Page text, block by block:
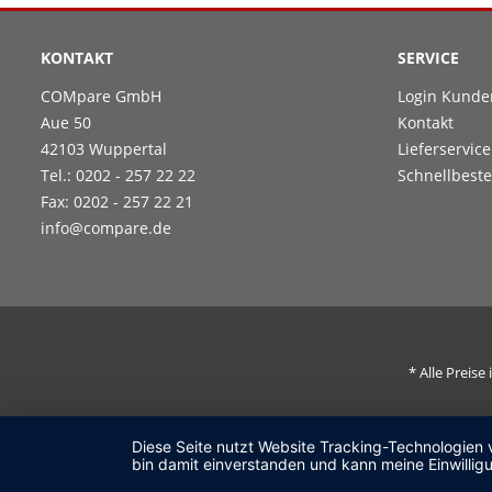
KONTAKT
COMpare GmbH
Aue 50
42103 Wuppertal
Tel.: 0202 - 257 22 22
Fax: 0202 - 257 22 21
info@compare.de
SERVICE
Login
Kontakt
Lieferservice
* Alle
Diese Seite nutzt Website Tracking-
bin damit einverstanden und kann meine